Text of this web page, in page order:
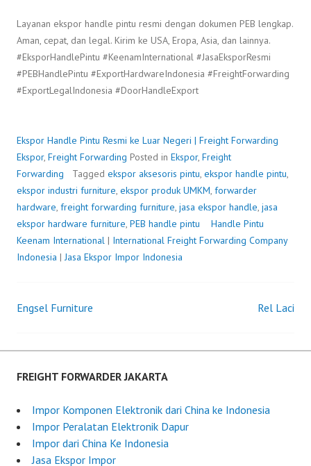
Layanan ekspor handle pintu resmi dengan dokumen PEB lengkap.
Aman, cepat, dan legal. Kirim ke USA, Eropa, Asia, dan lainnya.
#EksporHandlePintu #KeenamInternational #JasaEksporResmi
#PEBHandlePintu #ExportHardwareIndonesia #FreightForwarding
#ExportLegalIndonesia #DoorHandleExport
Ekspor Handle Pintu Resmi ke Luar Negeri | Freight Forwarding
Ekspor, Freight Forwarding Posted in Ekspor, Freight
Forwarding
Tagged ekspor aksesoris pintu, ekspor handle pintu,
ekspor industri furniture, ekspor produk UMKM, forwarder
hardware, freight forwarding furniture, jasa ekspor handle, jasa
ekspor hardware furniture, PEB handle pintu Handle Pintu
o
d
e
y
i
r
Keenam International | International Freight Forwarding Company
Indonesia |Jasa Ekspor Impor Indonesia
Post
navigation
Engsel Furniture Rel Laci
FREIGHT FORWARDER JAKARTA
Impor Komponen Elektronik dari China ke Indonesia
Impor Peralatan Elektronik Dapur
Impor dari China Ke Indonesia
Jasa Ekspor Impor